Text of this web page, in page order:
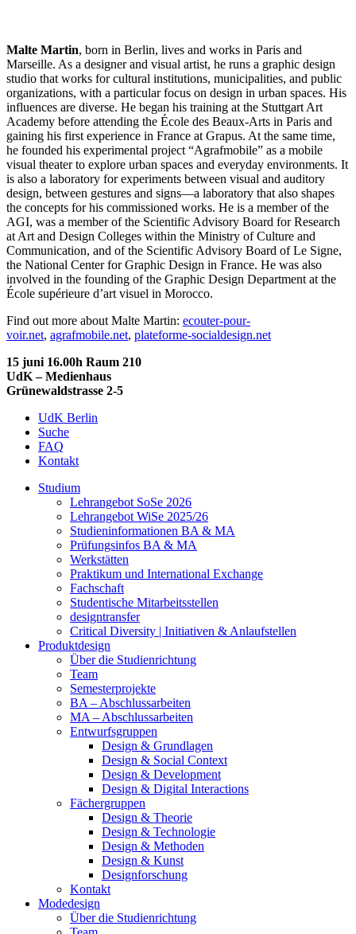
Malte Martin, born in Berlin, lives and works in Paris and
Marseille. As a designer and visual artist, he runs a graphic design
studio that works for cultural institutions, municipalities, and public
organizations, with a particular focus on design in urban spaces. His
influences are diverse. He began his training at the Stuttgart Art
Academy before attending the École des Beaux-Arts in Paris and
gaining his first experience in France at Grapus. At the same time,
he founded his experimental project “Agrafmobile” as a mobile
visual theater to explore urban spaces and everyday environments. It
is also a laboratory for experiments between visual and auditory
design, between gestures and signs—a laboratory that also shapes
the concepts for his commissioned works. He is a member of the
AGI, was a member of the Scientific Advisory Board for Research
at Art and Design Colleges within the Ministry of Culture and
Communication, and of the Scientific Advisory Board of Le Signe,
the National Center for Graphic Design in France. He was also
involved in the founding of the Graphic Design Department at the
École supérieure d’art visuel in Morocco.
Find out more about Malte Martin: ecouter-pour-
voir.net, agrafmobile.net, plateforme-socialdesign.net
15 juni 16.00h Raum 210
UdK – Medienhaus
Grünewaldstrasse 2-5
UdK Berlin
Suche
FAQ
Kontakt
Studium
Lehrangebot SoSe 2026
Lehrangebot WiSe 2025/26
Studieninformationen ­BA & MA
Prüfungsinfos BA & MA
Werkstätten
Praktikum und International Exchange
Fachschaft
Studentische Mitarbeitsstellen
designtransfer
Critical Diversity | Initiativen & Anlaufstellen
Produktdesign
Über die Studienrichtung
Team
Semesterprojekte
BA – Abschlussarbeiten
MA – Abschlussarbeiten
Entwurfsgruppen
Design & Grundlagen
Design & Social Context
Design & Development
Design & Digital Interactions
Fächergruppen
Design & Theorie
Design & Technologie
Design & Methoden
Design & Kunst
Designforschung
Kontakt
Modedesign
Über die Studienrichtung